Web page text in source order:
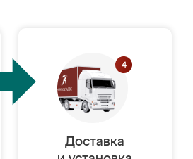
Доставка